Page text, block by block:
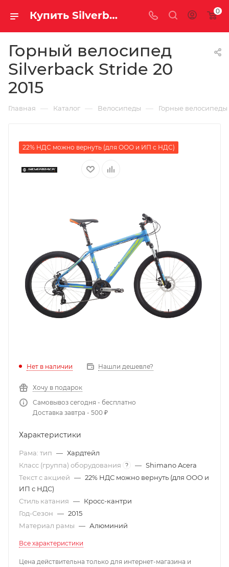
Купить Silverback Stride 20 2015 за рублей, а со скидкой 0
Горный велосипед
Silverback Stride 20
2015
Главная — Каталог — Велосипеды — Горные велосипеды
22% НДС можно вернуть (для ООО и ИП с НДС)
Нет в наличии Нашли дешевле?
Хочу в подарок
Самовывоз сегодня - бесплатно
Доставка завтра - 500 ₽
Характеристики
Рама: тип — Хардтейл
Класс (группа) оборудования
? — Shimano Acera
Текст с акцией — 22% НДС можно вернуть (для ООО и
ИП с НДС)
Стиль катания — Кросс-кантри
Год-Сезон — 2015
Материал рамы — Алюминий
Все характеристики
Цена действительна только для интернет-магазина и